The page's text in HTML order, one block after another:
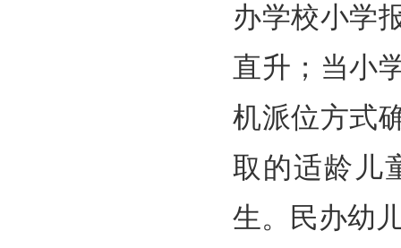
办学校小学
直升；当小
机派位方式
取的适龄儿
生。民办幼